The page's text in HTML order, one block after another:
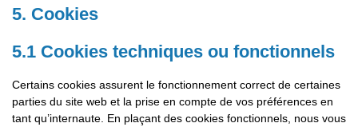
5. Cookies
5.1 Cookies techniques ou fonctionnels
Certains cookies assurent le fonctionnement correct de certaines
parties du site web et la prise en compte de vos préférences en
tant qu’internaute. En plaçant des cookies fonctionnels, nous vous